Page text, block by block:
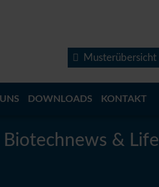
Musterübersicht
DOWNLOADS KONTAKT
& Life